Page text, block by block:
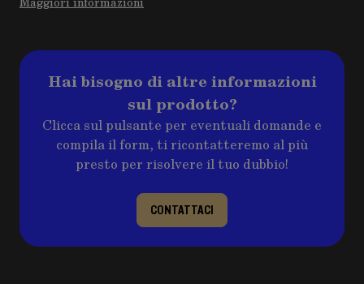
Hai bisogno di altre informazioni
sul prodotto?
Clicca sul pulsante per eventuali domande e
compila il form, ti ricontatteremo al più
presto per risolvere il tuo dubbio!
CONTATTACI